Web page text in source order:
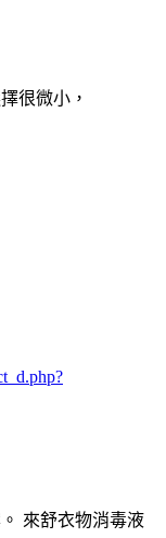
很微小，
來舒衣物消毒液